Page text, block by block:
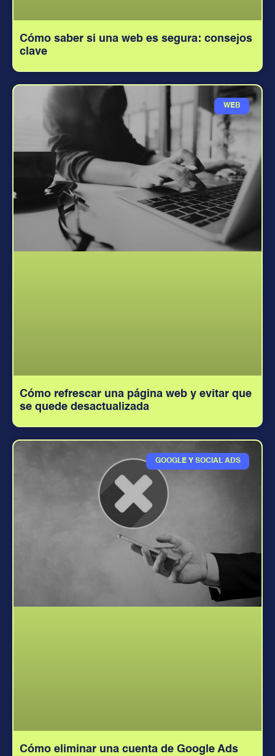
Cómo saber si una web es segura: consejos
clave
WEB
Cómo refrescar una página web y evitar que
se quede desactualizada
GOOGLE Y SOCIAL ADS
Cómo eliminar una cuenta de Google Ads